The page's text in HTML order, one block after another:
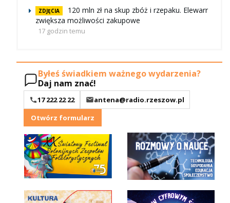
ZDJĘCIA
120 mln zł na skup zbóż i rzepaku. Elewarr
zwiększa możliwości zakupowe
17 godzin temu
Byłeś świadkiem ważnego wydarzenia?
Daj nam znać!
17 222 22 22
antena@radio.rzeszow.pl
Otwórz formularz